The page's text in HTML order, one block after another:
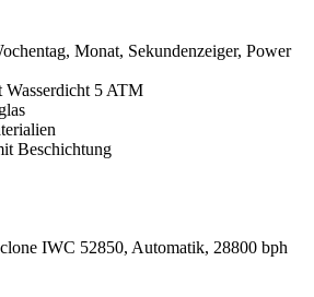
Monat, Sekundenzeiger, Power
Wasserdicht 5 ATM
Beschichtung
IWC 52850, Automatik, 28800 bph